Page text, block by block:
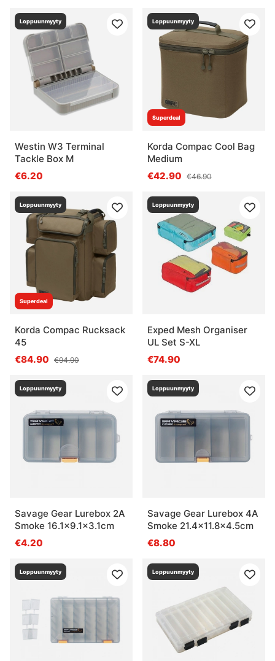
Loppuunmyyty
Westin W3 Terminal
Tackle Box M
€6.20
Superdeal
Loppuunmyyty
Korda Compac Cool Bag
Medium
€42.90 €46.90
Superdeal
Loppuunmyyty
Korda Compac Rucksack
45
€84.90 €94.90
Loppuunmyyty
Exped Mesh Organiser
UL Set S-XL
€74.90
Loppuunmyyty
Savage Gear Lurebox 2A
Smoke 16.1x9.1x3.1cm
€4.20
Loppuunmyyty
Savage Gear Lurebox 4A
Smoke 21.4x11.8x4.5cm
€8.80
Loppuunmyyty Loppuunmyyty